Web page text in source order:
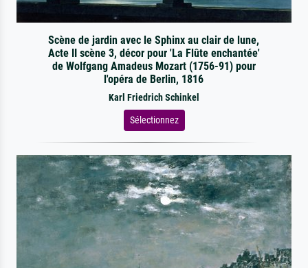
Scène de jardin avec le Sphinx au clair de lune,
Acte II scène 3, décor pour 'La Flûte enchantée'
de Wolfgang Amadeus Mozart (1756-91) pour
l'opéra de Berlin, 1816
Karl Friedrich Schinkel
Sélectionnez